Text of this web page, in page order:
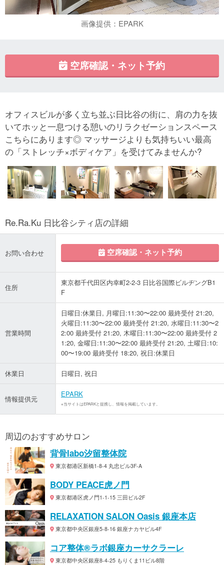
画像提供：EPARK
空席確認・ネット予約
オフィスビルが多く立ち並ぶ日比谷の街に、肩の力を抜
いてホッと一息つける憩いのリラクゼーションスペース
こちらにあります◎ マッサージよりも気持ちいい最高
の「ストレッチ×ボディケア」を受けてみませんか?
Re.Ra.Ku 日比谷シティ店の詳細
お問い合わせ 空席確認・ネット予約
住所
東京都千代田区内幸町2-2-3 日比谷国際ビルヂングB1
F
営業時間
日曜日:休業日, 月曜日:11:30〜22:00 最終受付 21:20,
火曜日:11:30〜22:00 最終受付 21:20, 水曜日:11:30〜2
2:00 最終受付 21:20, 木曜日:11:30〜22:00 最終受付 2
1:20, 金曜日:11:30〜22:00 最終受付 21:20, 土曜日:10:
00〜19:00 最終受付 18:20, 祝日:休業日
休業日 日曜日, 祝日
情報提供元
EPARK
※当サイトはEPARKと提携し、情報を掲載しています。
周辺のおすすめサロン
背骨labo汐留整体院
東京都港区新橋1-8-4 丸忠ビル3F-A
BODY PEACE虎ノ門
東京都港区虎ノ門1-1-15 三田ビル2F
RELAXATION SALON Oasis 銀座本店
東京都中央区銀座5-8-16 銀座ナカヤビル4F
コア整体®︎ラボ銀座カーサクラーレ
東京都中央区銀座8-4-25 もりくま11ビル8階